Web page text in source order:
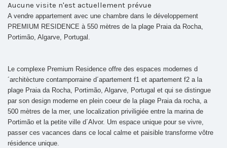
Aucune visite n'est actuellement prévue
A vendre appartement avec une chambre dans le développement
PREMIUM RESIDENCE à 550 mètres de la plage Praia da Rocha,
Portimão, Algarve, Portugal.
Le complexe Premium Residence offre des espaces modernes d
´architècture contamporraine d´apartement f1 et apartement f2 a la
plage Praia da Rocha, Portimão, Algarve, Portugal et qui se distingue
par son design moderne en plein coeur de la plage Praia da rocha, a
500 mètres de la mer, une localization priviligiée entre la marina de
Portimão et la petite ville d´Alvor. Um espace unique pour se vivre,
passer ces vacances dans ce local calme et paisible transforme vôtre
résidence unique.